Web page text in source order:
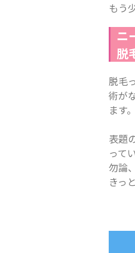
もう
ニ
脱
脱毛
術が
ます。
表題
って
勿論
きっ